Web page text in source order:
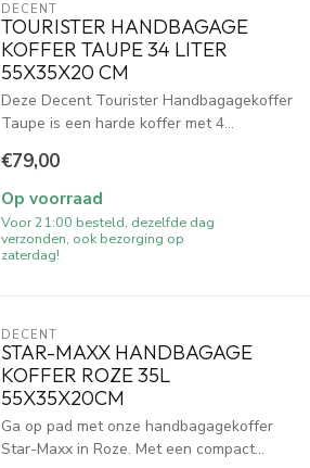
DECENT
TOURISTER HANDBAGAGE
KOFFER TAUPE 34 LITER
55X35X20 CM
Deze Decent Tourister Handbagagekoffer
Taupe is een harde koffer met 4...
€79,00
Op voorraad
Voor 21:00 besteld, dezelfde dag
verzonden, ook bezorging op
zaterdag!
DECENT
STAR-MAXX HANDBAGAGE
KOFFER ROZE 35L
55X35X20CM
Ga op pad met onze handbagagekoffer
Star-Maxx in Roze. Met een compact...